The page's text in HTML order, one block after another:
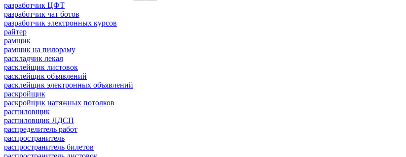
разработчик ЦФТ
разработчик чат ботов
разработчик электронных курсов
райтер
рамщик
рамщик на пилораму
раскладчик лекал
расклейщик листовок
расклейщик объявлений
расклейщик электронных объявлений
раскройщик
раскройщик натяжных потолков
распиловщик
распиловщик ЛДСП
распределитель работ
распространитель
распространитель билетов